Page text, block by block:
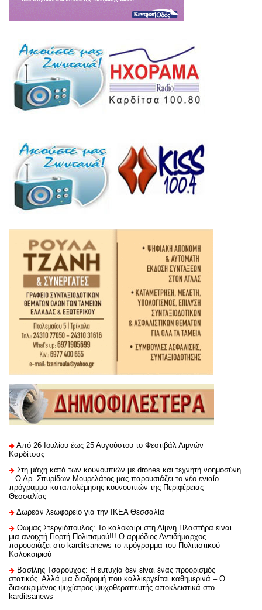
Από 26 Ιουλίου έως 25 Αυγούστου το Φεστιβάλ Λιμνών
Καρδίτσας
Στη μάχη κατά των κουνουπιών με drones και τεχνητή νοημοσύνη
– Ο Δρ. Σπυρίδων Μουρελάτος μας παρουσιάζει το νέο ενιαίο
πρόγραμμα καταπολέμησης κουνουπιών της Περιφέρειας
Θεσσαλίας
Δωρεάν λεωφορείο για την ΙΚΕΑ Θεσσαλία
Θωμάς Στεργιόπουλος: Το καλοκαίρι στη Λίμνη Πλαστήρα είναι
μια ανοιχτή Γιορτή Πολιτισμού!!! Ο αρμόδιος Αντιδήμαρχος
παρουσιάζει στο karditsanews το πρόγραμμα του Πολιτιστικού
Καλοκαιριού
Βασίλης Τσαρούχας: Η ευτυχία δεν είναι ένας προορισμός
στατικός. Αλλά μια διαδρομή που καλλιεργείται καθημερινά – Ο
διακεκριμένος ψυχίατρος-ψυχοθεραπευτής αποκλειστικά στο
karditsanews